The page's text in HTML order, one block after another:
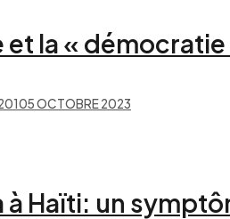
la «
5 OCTOBRE 2023
Haïti: un